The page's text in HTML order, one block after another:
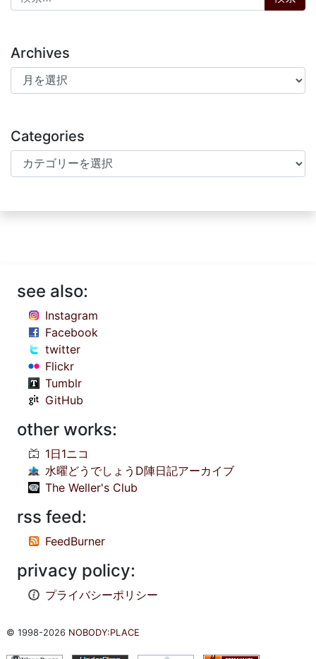
Archives
Archives
Categories
Categories
see also:
Instagram
Facebook
twitter
Flickr
Tumblr
GitHub
other works:
1日1ニコ
水曜どうでしょうD陣日記アーカイブ
The Weller's Club
rss feed:
FeedBurner
privacy policy:
プライバシーポリシー
© 1998-2026 NOBODY:PLACE